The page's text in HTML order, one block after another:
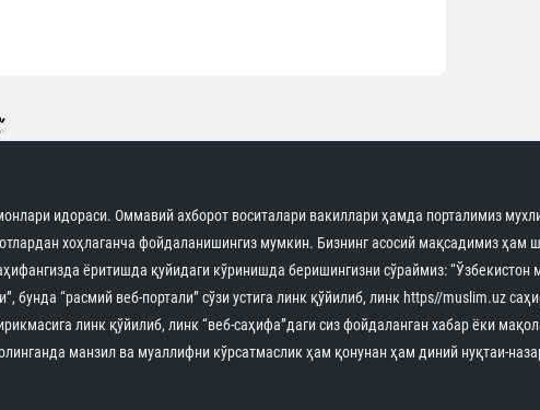
идораси. Оммавий ахборот воситалари вакиллари ҳамда порталимиз
хоҳлаганча фойдаланишингиз мумкин. Бизнинг асосий мақсадимиз ҳам
ёритишда қуйидаги кўринишда беришингизни сўраймиз:
бунда “расмий веб-портали” сўзи устига линк қўйилиб, линк https//muslim.uz
линк қўйилиб, линк “веб-саҳифа”даги сиз фойдаланган хабар ёки
манзил ва муаллифни кўрсатмаслик ҳам қонунан ҳам диний нуқтаи-